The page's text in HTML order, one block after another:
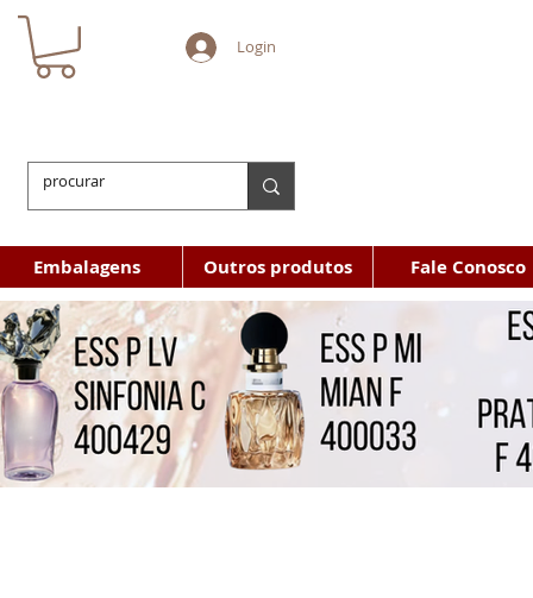
Login
Embalagens Outros produtos Fale Conosco